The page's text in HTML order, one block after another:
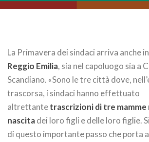
La Primavera dei sindaci arriva anche in
Reggio Emilia, sia nel capoluogo sia a
Scandiano. «Sono le tre città dove,
trascorsa, i sindaci hanno effettuato
altrettantetrascrizioni di tre
nascitadei loro figli e delle loro figlie.
di questo importante passo che porta